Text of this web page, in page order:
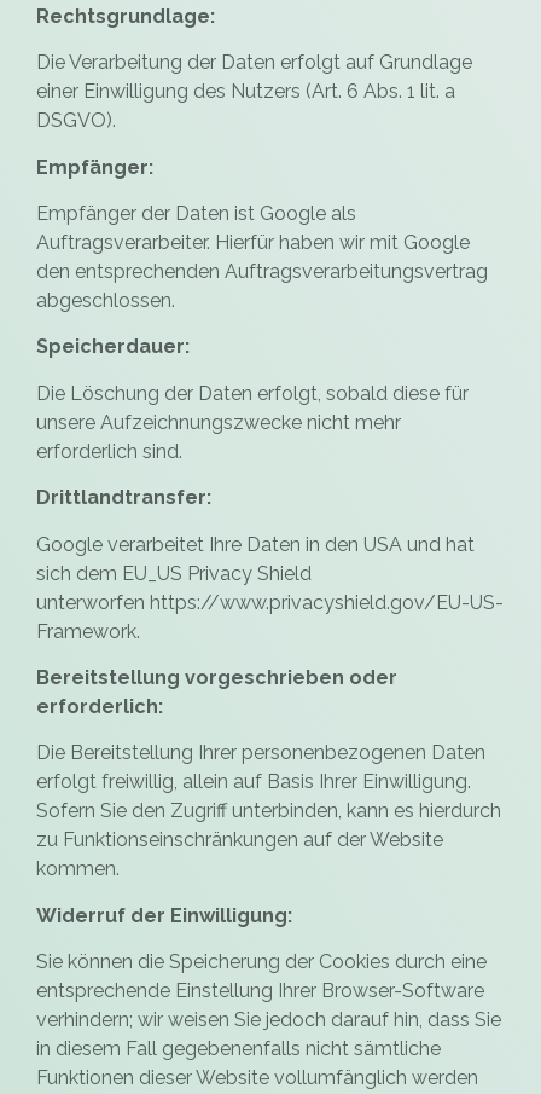
Rechtsgrundlage:
Die Verarbeitung der Daten erfolgt auf Grundlage
einer Einwilligung des Nutzers (Art. 6 Abs. 1 lit. a
DSGVO).
Empfänger:
Empfänger der Daten ist Google als
Auftragsverarbeiter. Hierfür haben wir mit Google
den entsprechenden Auftragsverarbeitungsvertrag
abgeschlossen.
Speicherdauer:
Die Löschung der Daten erfolgt, sobald diese für
unsere Aufzeichnungszwecke nicht mehr
erforderlich sind.
Drittlandtransfer:
Google verarbeitet Ihre Daten in den USA und hat
sich dem EU_US Privacy Shield
unterworfen https://www.privacyshield.gov/EU-US-
Framework.
Bereitstellung vorgeschrieben oder
erforderlich:
Die Bereitstellung Ihrer personenbezogenen Daten
erfolgt freiwillig, allein auf Basis Ihrer Einwilligung.
Sofern Sie den Zugriff unterbinden, kann es hierdurch
zu Funktionseinschränkungen auf der Website
kommen.
Widerruf der Einwilligung:
Sie können die Speicherung der Cookies durch eine
entsprechende Einstellung Ihrer Browser-Software
verhindern; wir weisen Sie jedoch darauf hin, dass Sie
in diesem Fall gegebenenfalls nicht sämtliche
Funktionen dieser Website vollumfänglich werden